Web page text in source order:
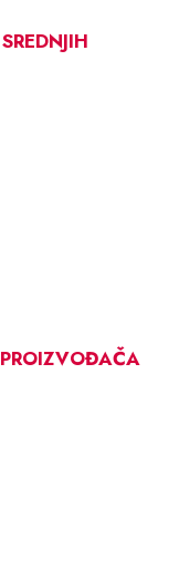
PROIZVOĐAČA